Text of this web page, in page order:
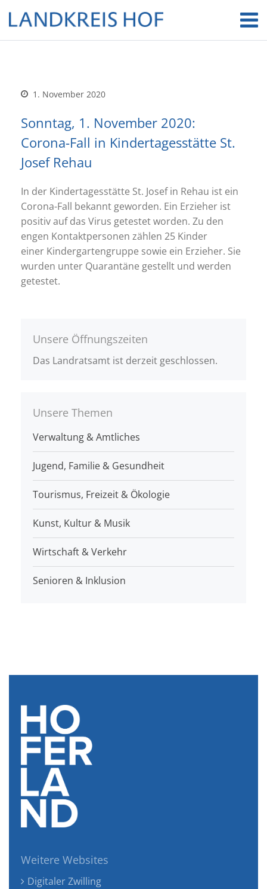
1. November 2020
Sonntag, 1. November 2020:
Corona-Fall in Kindertagesstätte St.
Josef Rehau
In der Kindertagesstätte St. Josef in Rehau ist ein
Corona-Fall bekannt geworden. Ein Erzieher ist
positiv auf das Virus getestet worden. Zu den
engen Kontaktpersonen zählen 25 Kinder
einer Kindergartengruppe sowie ein Erzieher. Sie
wurden unter Quarantäne gestellt und werden
getestet.
Unsere Öffnungszeiten
Das Landratsamt ist derzeit geschlossen.
Unsere Themen
Verwaltung & Amtliches
Jugend, Familie & Gesundheit
Tourismus, Freizeit & Ökologie
Kunst, Kultur & Musik
Wirtschaft & Verkehr
Senioren & Inklusion
Weitere Websites
Digitaler Zwilling